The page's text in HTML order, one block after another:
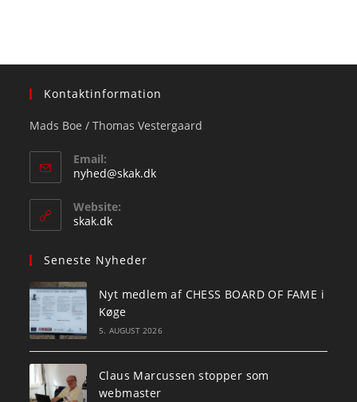
Kontaktinformation
Mads Boe / Thomas Vestergaard
Email:
nyhed@skak.dkOpens
Website:
skak.dk
Seneste Nyheder
Nyt medlem af CHESS BOARD OF FAME i
Køge
5. AUGUST 2026
Claus Marcussen stopper som
webmaster